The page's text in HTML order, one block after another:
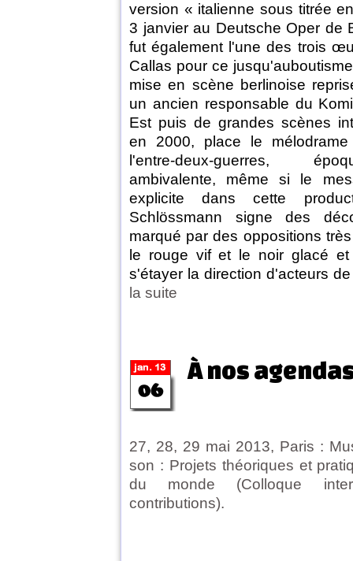
version « italienne sous titrée
3 janvier au Deutsche Oper de
fut également l'une des trois
Callas pour ce
mise en scène berlinoise
un ancien responsable du
Est puis de grandes scènes
en 2000, place le
l'entre-deux-guerres,
ambivalente, même si le
explicite dans cette
Schlössmann signe des
marqué par des oppositions
le rouge vif et le noir glacé
s'étayer la direction d'acteurs
la suite
À nos
27, 28, 29 mai 2013, Paris :
son : Projets théoriques et
du monde (Colloque
contributions).